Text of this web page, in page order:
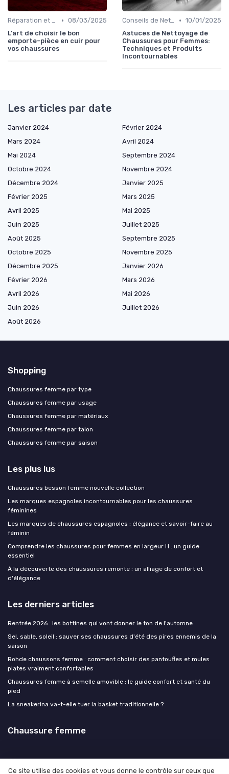
Réparation et Restauration • 08/03/2025
L'art de choisir le bon
emporte-pièce en cuir pour
vos chaussures
Conseils de Nettoyage • 10/01/2025
Astuces de Nettoyage de
Chaussures pour Femmes:
Techniques et Produits
Incontournables
Les articles par date
Janvier 2024
Février 2024
Mars 2024
Avril 2024
Mai 2024
Septembre 2024
Octobre 2024
Novembre 2024
Décembre 2024
Janvier 2025
Février 2025
Mars 2025
Avril 2025
Mai 2025
Juin 2025
Juillet 2025
Août 2025
Septembre 2025
Octobre 2025
Novembre 2025
Décembre 2025
Janvier 2026
Février 2026
Mars 2026
Avril 2026
Mai 2026
Juin 2026
Juillet 2026
Août 2026
Shopping
Chaussures femme par type
Chaussures femme par usage
Chaussures femme par matériaux
Chaussures femme par talon
Chaussures femme par saison
Les plus lus
Chaussures besson femme nouvelle collection
Les marques espagnoles incontournables pour les chaussures
féminines
Les marques de chaussures espagnoles : élégance et savoir-faire au
féminin
Comprendre les chaussures pour femmes en largeur H : un guide
essentiel
À la découverte des chaussures remonte : un alliage de confort et
d'élégance
Les derniers articles
Rentrée 2026 : les bottines qui vont donner le ton de l'automne
Sel, sable, soleil : sauver ses chaussures d'été des pires ennemis de la
saison
Rohde chaussons femme : comment choisir des pantoufles et mules
plates vraiment confortables
Chaussures femme à semelle amovible : le guide confort et santé du
pied
La sneakerina va-t-elle tuer la basket traditionnelle ?
Chaussure femme
Ce site utilise des cookies et vous donne le contrôle sur ceux que